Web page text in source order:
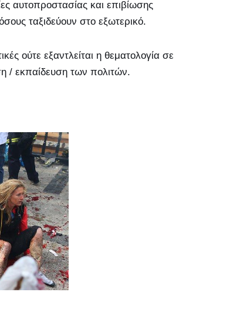
αυτοπροστασίας και επιβίωσης
ταξιδεύουν στο εξωτερικό.
ούτε εξαντλείται η θεματολογία σε
/ εκπαίδευση των πολιτών.